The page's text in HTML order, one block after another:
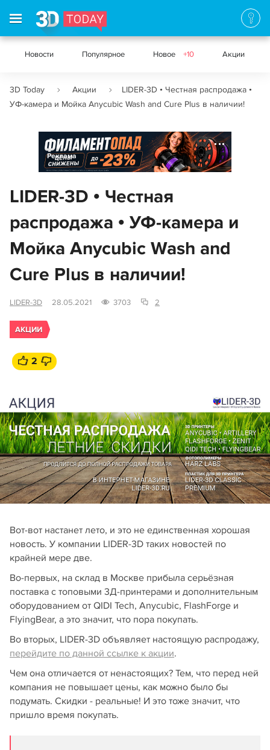
Новости Популярное Новое +10 Акции
3D Today Акции
LIDER-3D • Честная распродажа •
УФ-камера и Мойка Anycubic Wash and Cure Plus в наличии!
Реклама
LIDER-3D • Честная
распродажа • УФ-камера и
Мойка Anycubic Wash and
Cure Plus в наличии!
LIDER-3D 28.05.2021 3703 2
АКЦИИ
2
Вот-вот настанет лето, и это не единственная хорошая
новость. У компании LIDER-3D таких новостей по
крайней мере две.
Во-первых, на склад в Москве прибыла серьёзная
поставка с топовыми 3Д-принтерами и дополнительным
оборудованием от QIDI Tech, Anycubic, FlashForge и
FlyingBear, а это значит, что пора покупать.
Во вторых, LIDER-3D объявляет настоящую распродажу,
перейдите по данной ссылке к акции.
Чем она отличается от ненастоящих? Тем, что перед ней
компания не повышает цены, как можно было бы
подумать. Скидки - реальные! И это тоже значит, что
пришло время покупать.